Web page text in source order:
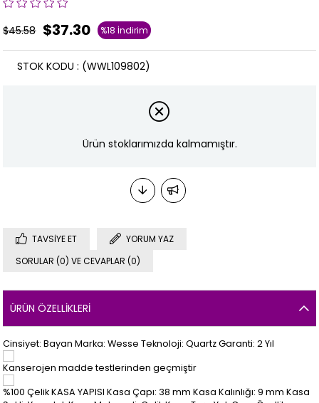
$45.58 $37.30 %18 İndirim
(WWL109802)
STOK KODU
Ürün stoklarımızda kalmamıştır.
TAVSIYE ET
YORUM YAZ
SORULAR (0) VE CEVAPLAR (0)
ÜRÜN ÖZELLIKLERI
Cinsiyet: Bayan Marka: Wesse Teknoloji: Quartz Garanti: 2 Yıl
Kanserojen madde testlerinden geçmiştir
%100 Çelik KASA YAPISI Kasa Çapı: 38 mm Kasa Kalınlığı: 9 mm Kasa